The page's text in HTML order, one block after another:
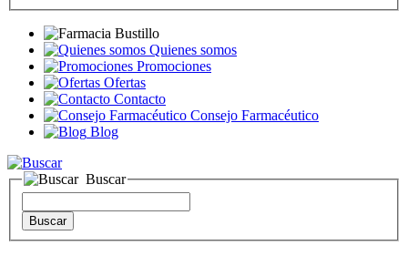
Quienes somos
Promociones
Ofertas
Contacto
Consejo Farmacéutico
Blog
Buscar